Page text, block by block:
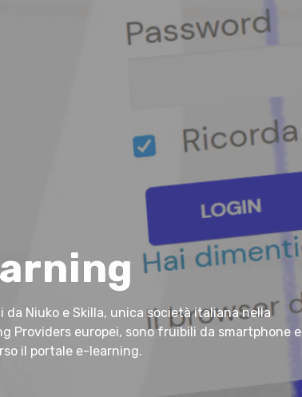
Niuko e Skilla, unica società italiana nella
Providers europei, sono fruibili da smartphone e
il portale e-learning.